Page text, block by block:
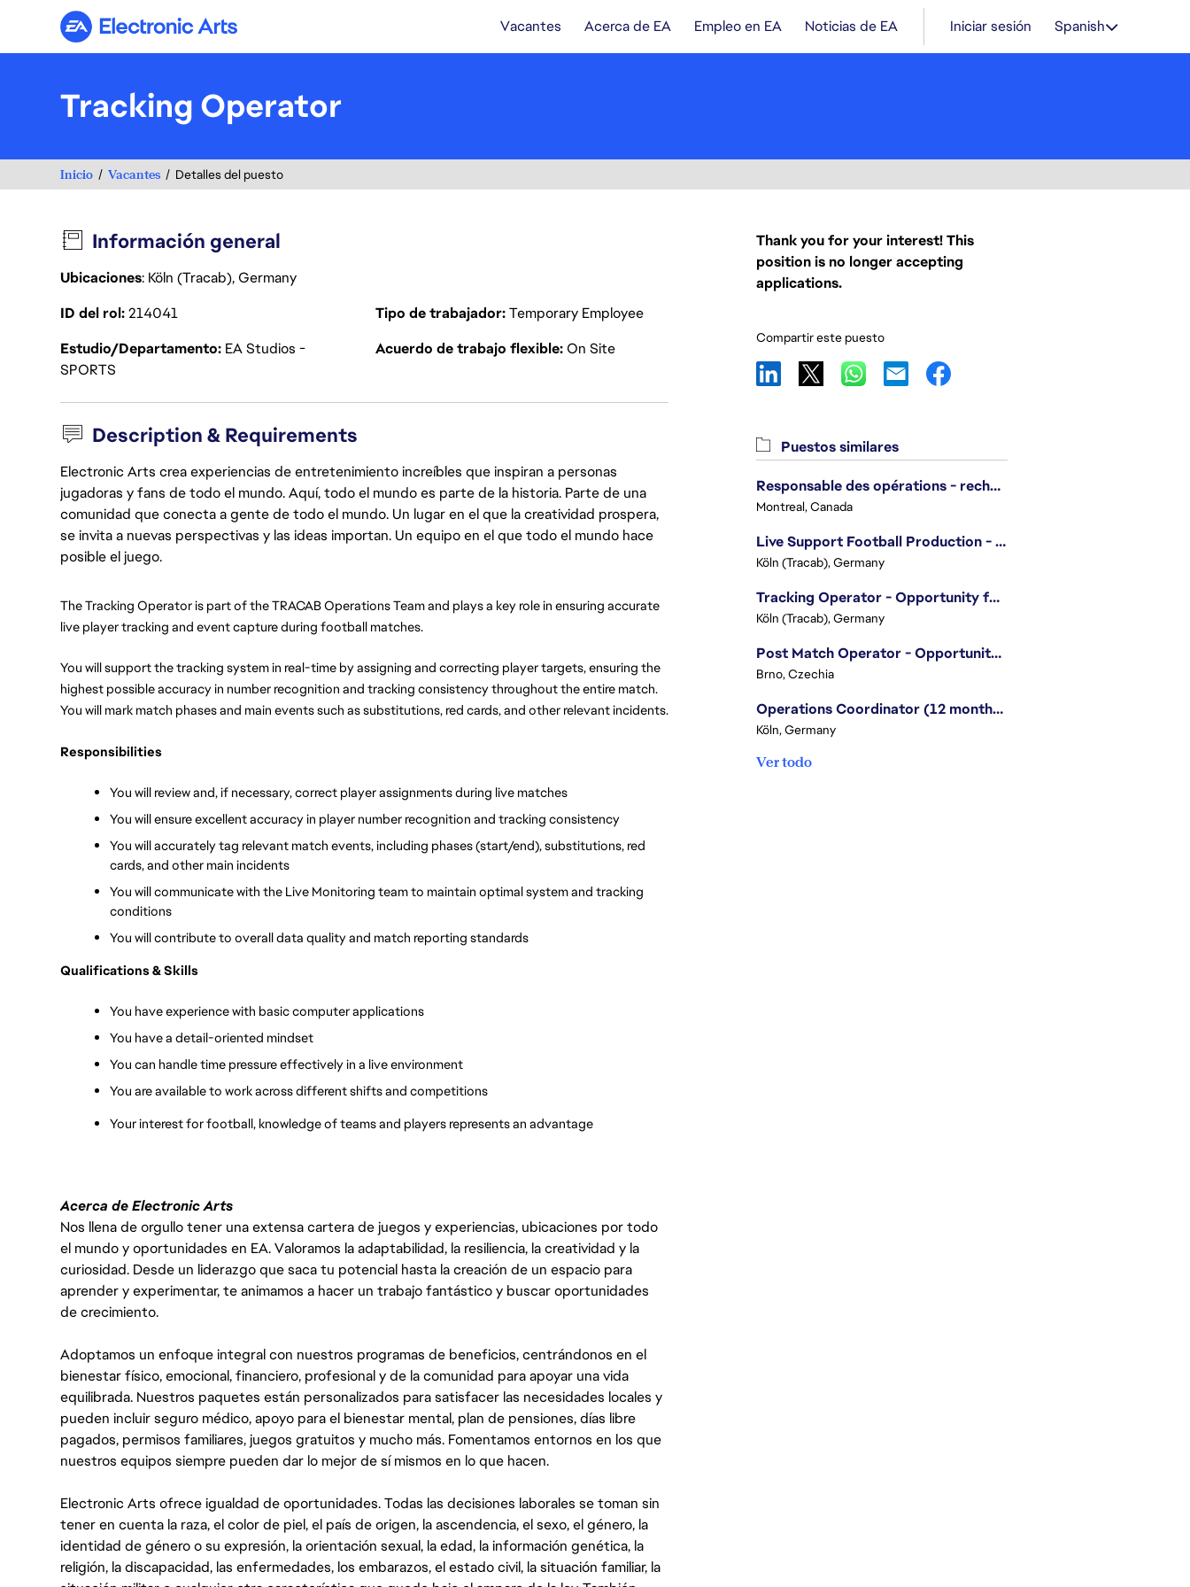
Electronic Arts Vacantes Acerca de EA Empleo en EA Noticias de EA Iniciar sesión Spanish
Tracking Operator
Inicio Vacantes Detalles del puesto
Información general
Ubicaciones: Köln (Tracab), Germany
ID del rol214041 Tipo de trabajador Temporary Employee
Estudio/Departamento EA Studios -
SPORTS
Acuerdo de trabajo flexible On Site
Description & Requirements
Electronic Arts crea experiencias de entretenimiento increíbles que inspiran a personas
jugadoras y fans de todo el mundo. Aquí, todo el mundo es parte de la historia. Parte de una
comunidad que conecta a gente de todo el mundo. Un lugar en el que la creatividad prospera,
se invita a nuevas perspectivas y las ideas importan. Un equipo en el que todo el mundo hace
posible el juego.
The Tracking Operator is part of the TRACAB Operations Team and plays a key role in ensuring accurate
live player tracking and event capture during football matches.
You will support the tracking system in real-time by assigning and correcting player targets, ensuring the
highest possible accuracy in number recognition and tracking consistency throughout the entire match.
You will mark match phases and main events such as substitutions, red cards, and other relevant incidents.
Responsibilities
You will review and, if necessary, correct player assignments during live matches
You will ensure excellent accuracy in player number recognition and tracking consistency
You will accurately tag relevant match events, including phases (start/end), substitutions, red
cards, and other main incidents
You will communicate with the Live Monitoring team to maintain optimal system and tracking
conditions
You will contribute to overall data quality and match reporting standards
Qualifications & Skills
You have experience with basic computer applications
You have a detail-oriented mindset
You can handle time pressure effectively in a live environment
You are available to work across different shifts and competitions
Your interest for football, knowledge of teams and players represents an advantage
Acerca de Electronic Arts
Nos llena de orgullo tener una extensa cartera de juegos y experiencias, ubicaciones por todo
el mundo y oportunidades en EA. Valoramos la adaptabilidad, la resiliencia, la creatividad y la
curiosidad. Desde un liderazgo que saca tu potencial hasta la creación de un espacio para
aprender y experimentar, te animamos a hacer un trabajo fantástico y buscar oportunidades
de crecimiento.
Adoptamos un enfoque integral con nuestros programas de beneficios, centrándonos en el
bienestar físico, emocional, financiero, profesional y de la comunidad para apoyar una vida
equilibrada. Nuestros paquetes están personalizados para satisfacer las necesidades locales y
pueden incluir seguro médico, apoyo para el bienestar mental, plan de pensiones, días libre
pagados, permisos familiares, juegos gratuitos y mucho más. Fomentamos entornos en los que
nuestros equipos siempre pueden dar lo mejor de sí mismos en lo que hacen.
Electronic Arts ofrece igualdad de oportunidades. Todas las decisiones laborales se toman sin
tener en cuenta la raza, el color de piel, el país de origen, la ascendencia, el sexo, el género, la
identidad de género o su expresión, la orientación sexual, la edad, la información genética, la
religión, la discapacidad, las enfermedades, los embarazos, el estado civil, la situación familiar, la
Thank you for your interest! This
position is no longer accepting
applications.
Compartir este puesto
Puestos similares
Responsable des opérations - recherche et développement/Head of Operations, Research & Development
Montreal, Canada
Live Support Football Production - Opportunity for Students!
Köln (Tracab), Germany
Tracking Operator - Opportunity for Students
Köln (Tracab), Germany
Post Match Operator - Opportunity for Students
Brno, Czechia
Operations Coordinator (12 months contract)
Köln, Germany
Ver todo